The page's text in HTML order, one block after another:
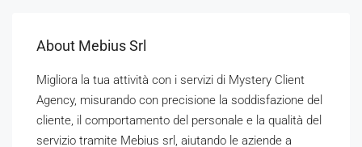
About Mebius Srl
Migliora la tua attività con i servizi di Mystery Client
Agency, misurando con precisione la soddisfazione del
cliente, il comportamento del personale e la qualità del
servizio tramite Mebius srl, aiutando le aziende a